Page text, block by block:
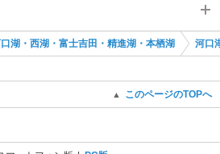
精進湖・本栖湖
湖・西湖・富士吉田・精進湖・本栖湖 河口
▲ このページのTOPへ